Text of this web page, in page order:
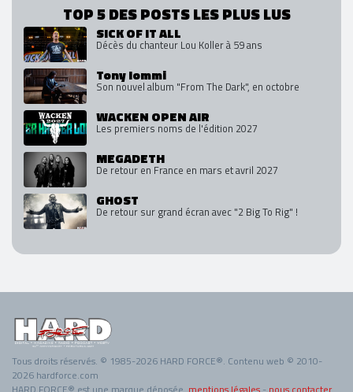
TOP 5 DES POSTS LES PLUS LUS
SICK OF IT ALL
Décès du chanteur Lou Koller à 59 ans
Tony Iommi
Son nouvel album "From The Dark", en octobre
WACKEN OPEN AIR
Les premiers noms de l'édition 2027
MEGADETH
De retour en France en mars et avril 2027
GHOST
De retour sur grand écran avec "2 Big To Rig" !
Tous droits réservés. © 1985-2026 HARD FORCE®. Contenu web © 2010-
2026 hardforce.com